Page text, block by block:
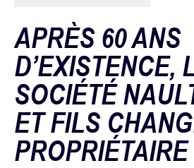
APRÈS 60 ANS
D’EXISTENCE,
SOCIÉTÉ
ET FILS
PROPRIÉTAIRE